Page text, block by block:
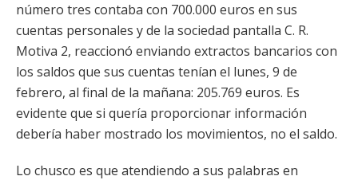
número tres contaba con 700.000 euros en sus
cuentas personales y de la sociedad pantalla C. R.
Motiva 2, reaccionó enviando extractos bancarios con
los saldos que sus cuentas tenían el lunes, 9 de
febrero, al final de la mañana: 205.769 euros. Es
evidente que si quería proporcionar información
debería haber mostrado los movimientos, no el saldo.
Lo chusco es que atendiendo a sus palabras en